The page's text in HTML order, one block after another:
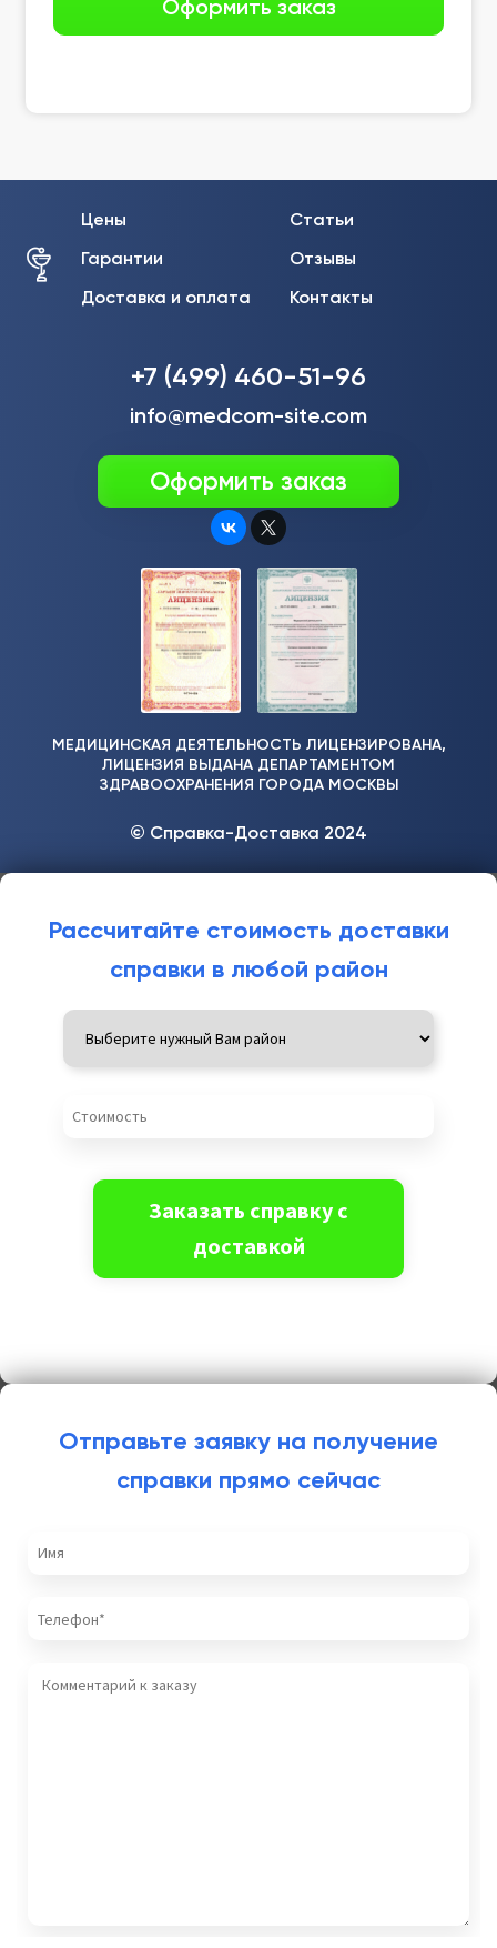
Цены
Гарантии
Доставка и оплата
Статьи
Отзывы
Контакты
МЕДИЦИНСКАЯ ДЕЯТЕЛЬНОСТЬ ЛИЦЕНЗИРОВАНА,
ЛИЦЕНЗИЯ ВЫДАНА ДЕПАРТАМЕНТОМ
ЗДРАВООХРАНЕНИЯ ГОРОДА МОСКВЫ
+7 (499) 460-51-96
info@medcom-site.com
Оформить заказ
© Справка-Доставка 2024
Рассчитайте стоимость доставки
справки в любой район
Отправьте заявку на получение
справки прямо сейчас